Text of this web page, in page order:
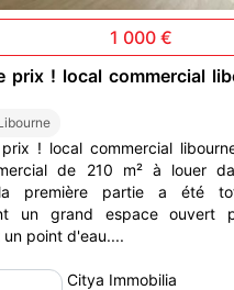
1 000 €
prix ! local commercial
! local commercial
de 210 m² à louer
première partie a été
un grand espace ouvert
point d'eau....
Citya Immobilia